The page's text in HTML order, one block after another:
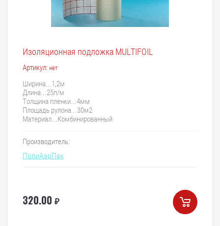
Изоляционная подложка MULTIFOIL
Артикул: нет
Ширина...1,2м
Длина...25п/м
Толщина пленки...4мм
Площадь рулона...30м2
Материал...Комбинированный
Производитель:
ПолиАэрПак
320.00 ₽